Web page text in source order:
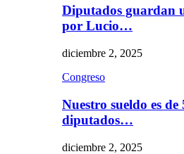
Diputados guardan
por Lucio…
diciembre 2, 2025
Congreso
Nuestro sueldo es
diputados…
diciembre 2, 2025